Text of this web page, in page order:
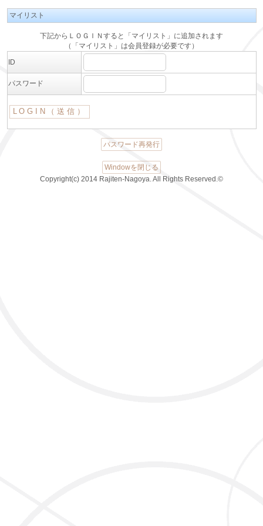
マイリスト
下記からＬＯＧＩＮすると「マイリスト」に追加されます
（「マイリスト」は会員登録が必要です）
ID
パスワード
パスワード再発行
Windowを閉じる
Copyright(c) 2014 Rajiten-Nagoya. All Rights Reserved.©